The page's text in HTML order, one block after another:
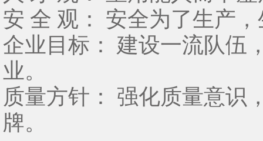
安 全 观： 安全为了生产
企业目标： 建设一流队伍
业。
质量方针： 强化质量意识
牌。